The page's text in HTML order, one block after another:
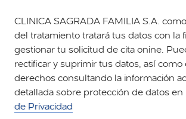
CLINICA SAGRADA FAMILIA S.A.
del tratamiento tratará tus datos con la
gestionar tu solicitud de cita onine.
rectificar y suprimir tus datos, así como
derechos consultando la información
detallada sobre protección de datos
de Privacidad